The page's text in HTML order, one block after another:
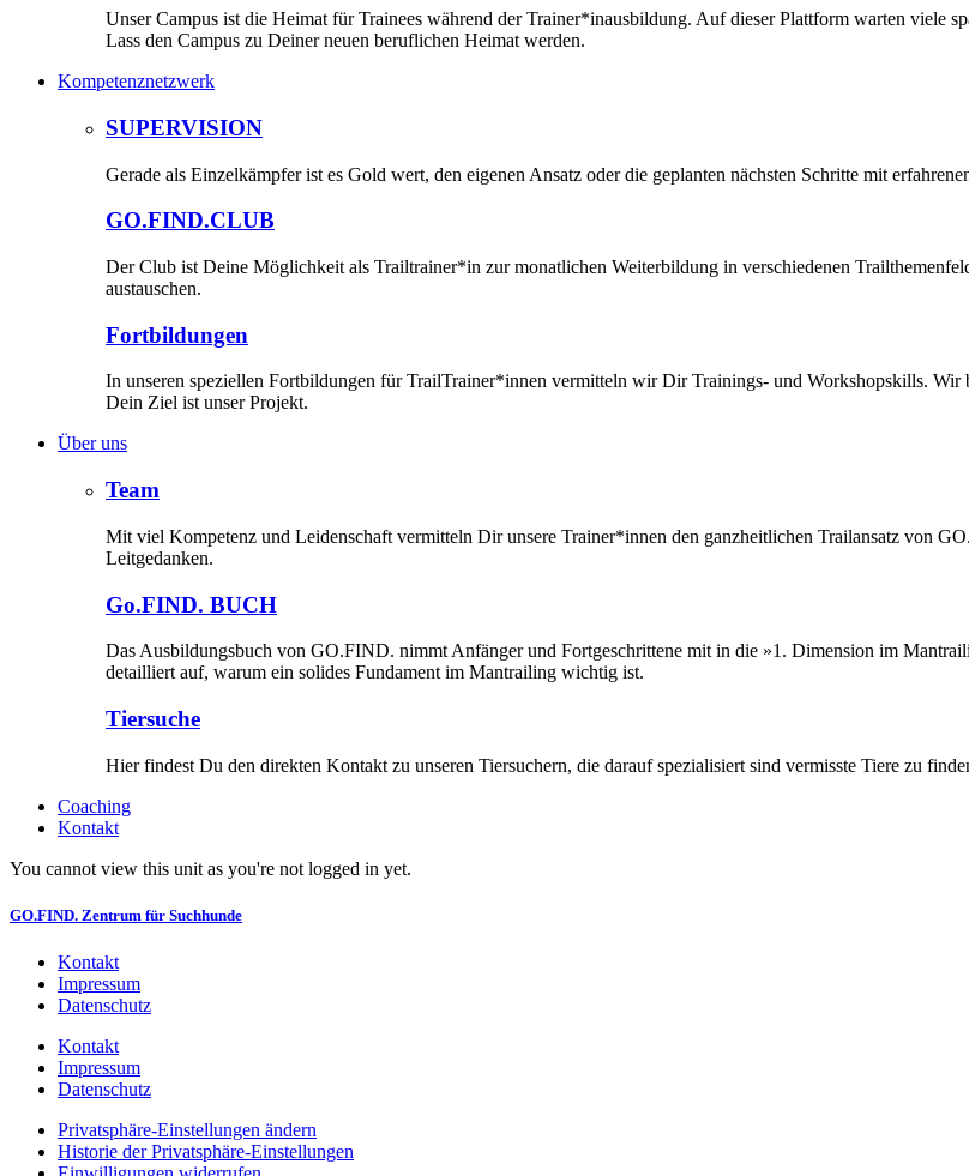
Unser Campus ist die Heimat für Trainees während der Trainer*inausbildung. Auf dieser Plattform warten viele
Lass den Campus zu Deiner neuen beruflichen Heimat werden.
Kompetenznetzwerk
SUPERVISION
Gerade als Einzelkämpfer ist es Gold wert, den eigenen Ansatz oder die geplanten nächsten Schritte mit
GO.FIND.CLUB
Der Club ist Deine Möglichkeit als Trailtrainer*in zur monatlichen Weiterbildung in verschiedenen
austauschen.
Fortbildungen
In unseren speziellen Fortbildungen für TrailTrainer*innen vermitteln wir Dir Trainings- und Workshopskills. Wir
Dein Ziel ist unser Projekt.
Über uns
Team
Mit viel Kompetenz und Leidenschaft vermitteln Dir unsere Trainer*innen den ganzheitlichen Trailansatz von
Leitgedanken.
Go.FIND. BUCH
Das Ausbildungsbuch von GO.FIND. nimmt Anfänger und Fortgeschrittene mit in die »1. Dimension im
detailliert auf, warum ein solides Fundament im Mantrailing wichtig ist.
Tiersuche
Hier findest Du den direkten Kontakt zu unseren Tiersuchern, die darauf spezialisiert sind vermisste Tiere zu
Coaching
Kontakt
You cannot view this unit as you're not logged in yet.
GO.FIND. Zentrum für Suchhunde
Kontakt
Impressum
Datenschutz
Kontakt
Impressum
Datenschutz
Privatsphäre-Einstellungen ändern
Historie der Privatsphäre-Einstellungen